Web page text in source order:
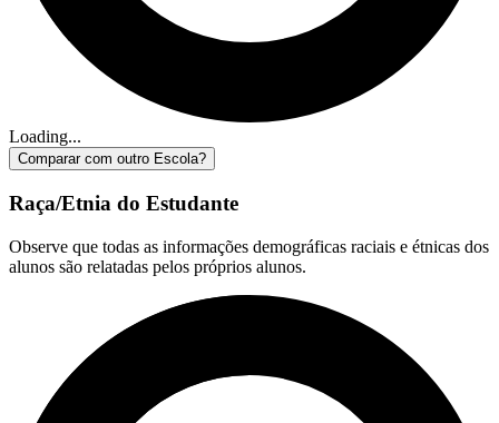
Loading...
Comparar com outro Escola?
Raça/Etnia do Estudante
Observe que todas as informações demográficas raciais e étnicas dos
alunos são relatadas pelos próprios alunos.